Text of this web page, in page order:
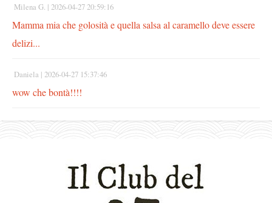
Milena G. | 2026-04-27 20:59:16
Mamma mia che golosità e quella salsa al caramello deve essere
delizi...
Daniela | 2026-04-27 15:37:46
wow che bontà!!!!